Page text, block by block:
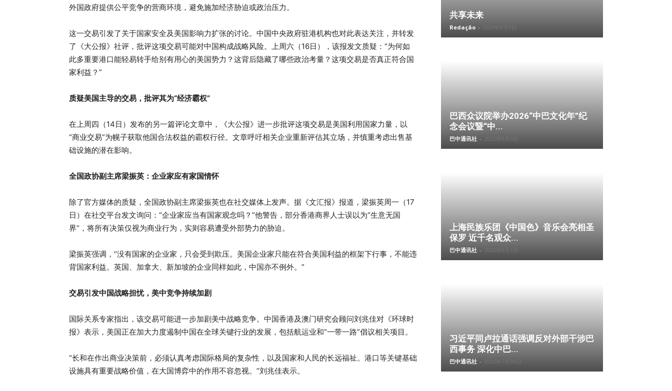
外国政府提供公平竞争的营商环境，避免施加经济胁迫或政治压力。
这一交易引发了关于国家安全及美国影响力扩张的讨论。中国中央政府驻港机构也对此表达关注，并转发
了《大公报》社评，批评这项交易可能对中国构成战略风险。上周六（16日），该报发文质疑：“为何如
此多重要港口能轻易转手给别有用心的美国势力？这背后隐藏了哪些政治考量？这项交易是否真正符合国
家利益？”
质疑美国主导的交易，批评其为“经济霸权”
在上周四（14日）发布的另一篇评论文章中，《大公报》进一步批评这项交易是美国利用国家力量，以
“商业交易”为幌子获取他国合法权益的霸权行径。文章呼吁相关企业重新评估其立场，并慎重考虑出售基
础设施的潜在影响。
全国政协副主席梁振英：企业家应有家国情怀
除了官方媒体的质疑，全国政协副主席梁振英也在社交媒体上发声。据《文汇报》报道，梁振英周一（17
日）在社交平台发文询问：“企业家应当有国家观念吗？”他警告，部分香港商界人士误以为“生意无国
界”，将所有决策仅视为商业行为，实则容易遭受外部势力的胁迫。
梁振英强调，“没有国家的企业家，只会受到欺压。美国企业家只能在符合美国利益的框架下行事，不能违
背国家利益。英国、加拿大、新加坡的企业同样如此，中国亦不例外。”
交易引发中国战略担忧，美中竞争持续加剧
国际关系专家指出，该交易可能进一步加剧美中战略竞争。中国香港及澳门研究会顾问刘兆佳对《环球时
报》表示，美国正在加大力度遏制中国在全球关键行业的发展，包括航运业和“一带一路”倡议相关项目。
“长和在作出商业决策前，必须认真考虑国际格局的复杂性，以及国家和人民的长远福祉。港口等关键基础
设施具有重要战略价值，在大国博弈中的作用不容忽视。”刘兆佳表示。
共享未来
Redação -
巴西众议院举办2026“中巴文化年”纪
念会议暨“中...
巴中通讯社 -
上海民族乐团《中国色》音乐会亮相圣
保罗 近千名观众...
巴中通讯社 -
习近平同卢拉通话强调反对外部干涉巴
西事务 深化中巴...
巴中通讯社 - 2026年7月30日